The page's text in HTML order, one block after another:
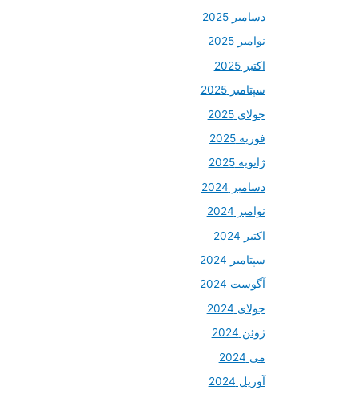
دسامبر 2025
نوامبر 2025
اکتبر 2025
سپتامبر 2025
جولای 2025
فوریه 2025
ژانویه 2025
دسامبر 2024
نوامبر 2024
اکتبر 2024
سپتامبر 2024
آگوست 2024
جولای 2024
ژوئن 2024
می 2024
آوریل 2024